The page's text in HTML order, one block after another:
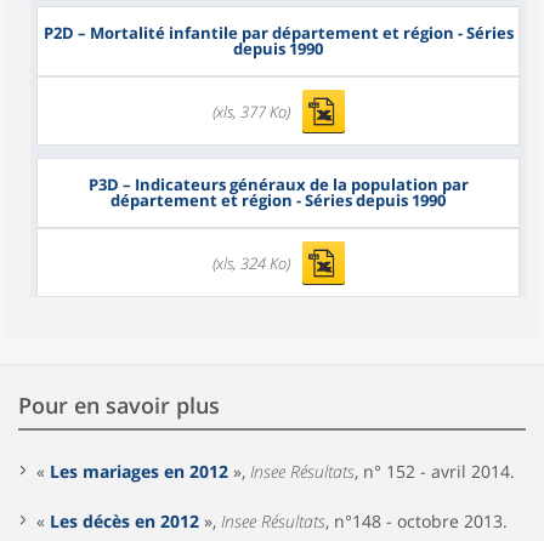
P2D – Mortalité infantile par département et région - Séries
depuis 1990
(xls, 377 Ko)
P3D – Indicateurs généraux de la population par
département et région - Séries depuis 1990
(xls, 324 Ko)
Pour en savoir plus
« Les mariages en 2012 », Insee Résultats, n° 152 - avril 2014.
« Les décès en 2012 », Insee Résultats, n°148 - octobre 2013.